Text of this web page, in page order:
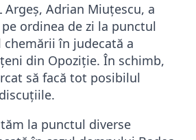
Argeș, Adrian Miuțescu, a
ordinea de zi la punctul
în judecată a
din Opoziție. În schimb,
să facă tot posibilul
la punctul diverse